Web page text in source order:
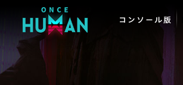
コンソール版